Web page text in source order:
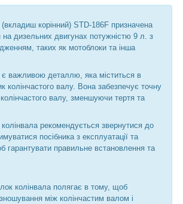
(вкладиш корінний) STD-186F призначена
на дизельних двигунах потужністю 9 л. з
таких як мотоблоки та інша
є важливою деталлю, яка міститься в
колінчастого валу. Вона забезпечує точну
валу, зменшуючи тертя та
колінвала рекомендується звернутися до
посібника з експлуатації та
гарантувати правильне встановлення та
колінвала полягає в тому, щоб
між колінчастим валом і